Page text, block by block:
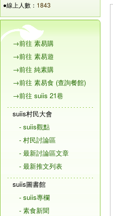
●線上人數： 1843
→前往 素易購
→前往 素易遊
→前往 純素購
→前往 素易食 (查詢餐館)
→前往 suiis 21巷
suiis村民大會
- suiis觀點
- 村民討論區
- 最新討論區文章
- 最新推文列表
suiis圖書館
- suiis專欄
- 素食新聞